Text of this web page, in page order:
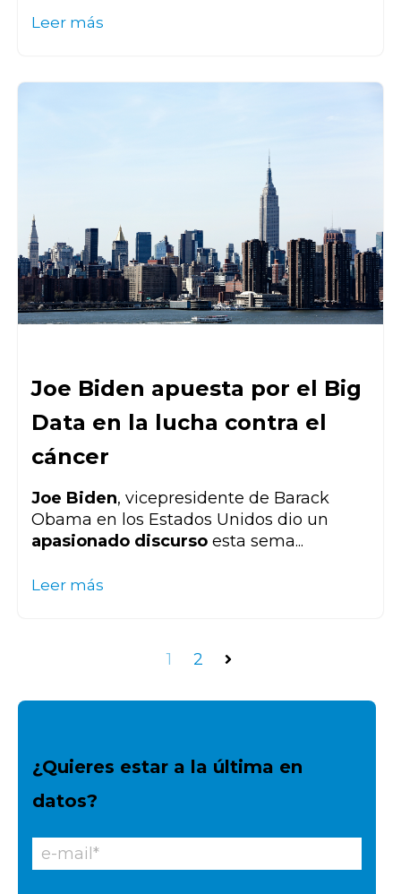
Leer más
Joe Biden apuesta por el Big
Data en la lucha contra el
cáncer
Joe Biden, vicepresidente de Barack
Obama en los Estados Unidos dio un
apasionado discurso esta sema...
Leer más
1 2
Siguiente
¿Quieres estar a la última en
datos?